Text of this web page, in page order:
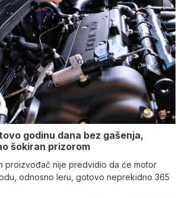
godinu dana bez gašenja,
šokiran prizorom
proizvođač nije predvidio da će motor
odnosno leru, gotovo neprekidno 365